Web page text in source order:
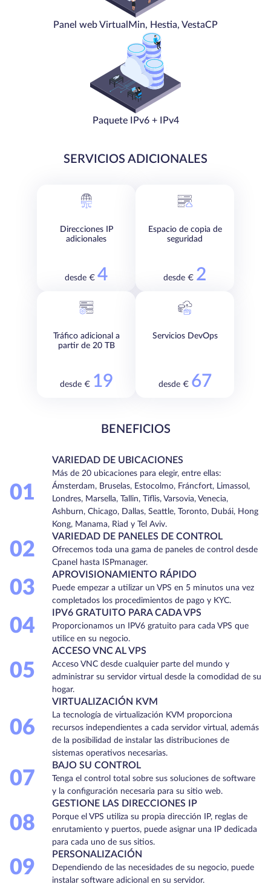
Panel web VirtualMin, Hestia, VestaCP
Paquete IPv6 + IPv4
SERVICIOS ADICIONALES
Direcciones IP
adicionales
desde € 4
Espacio de copia de
seguridad
desde € 2
Tráfico adicional a
partir de 20 TB
desde € 19
Servicios DevOps
desde € 67
BENEFICIOS
01
VARIEDAD DE UBICACIONES
Más de 20 ubicaciones para elegir, entre ellas:
Ámsterdam, Bruselas, Estocolmo, Fráncfort, Limassol,
Londres, Marsella, Tallin, Tiflis, Varsovia, Venecia,
Ashburn, Chicago, Dallas, Seattle, Toronto, Dubái, Hong
Kong, Manama, Riad y Tel Aviv.
02
VARIEDAD DE PANELES DE CONTROL
Ofrecemos toda una gama de paneles de control desde
Cpanel hasta ISPmanager.
03
APROVISIONAMIENTO RÁPIDO
Puede empezar a utilizar un VPS en 5 minutos una vez
completados los procedimientos de pago y KYC.
04
IPV6 GRATUITO PARA CADA VPS
Proporcionamos un IPV6 gratuito para cada VPS que
utilice en su negocio.
05
ACCESO VNC AL VPS
Acceso VNC desde cualquier parte del mundo y
administrar su servidor virtual desde la comodidad de su
hogar.
06
VIRTUALIZACIÓN KVM
La tecnología de virtualización KVM proporciona
recursos independientes a cada servidor virtual, además
de la posibilidad de instalar las distribuciones de
sistemas operativos necesarias.
07
BAJO SU CONTROL
Tenga el control total sobre sus soluciones de software
y la configuración necesaria para su sitio web.
08
GESTIONE LAS DIRECCIONES IP
Porque el VPS utiliza su propia dirección IP, reglas de
enrutamiento y puertos, puede asignar una IP dedicada
para cada uno de sus sitios.
09
PERSONALIZACIÓN
Dependiendo de las necesidades de su negocio, puede
instalar software adicional en su servidor.